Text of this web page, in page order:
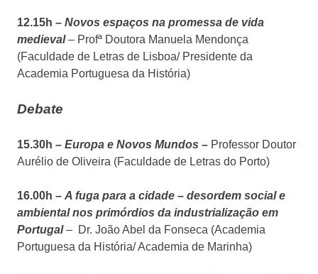
12.15h – Novos espaços na promessa de vida
medieval – Profª Doutora Manuela Mendonça
(Faculdade de Letras de Lisboa/ Presidente da
Academia Portuguesa da História)
Debate
15.30h – Europa e Novos Mundos – Professor Doutor
Aurélio de Oliveira (Faculdade de Letras do Porto)
16.00h – A fuga para a cidade – desordem social e
ambiental nos primórdios da industrialização em
Portugal– Dr. João Abel da Fonseca (Academia
Portuguesa da História/ Academia de Marinha)